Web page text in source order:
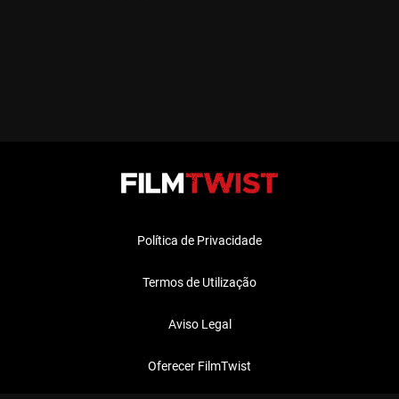
Política de Privacidade
Termos de Utilização
Aviso Legal
Oferecer FilmTwist